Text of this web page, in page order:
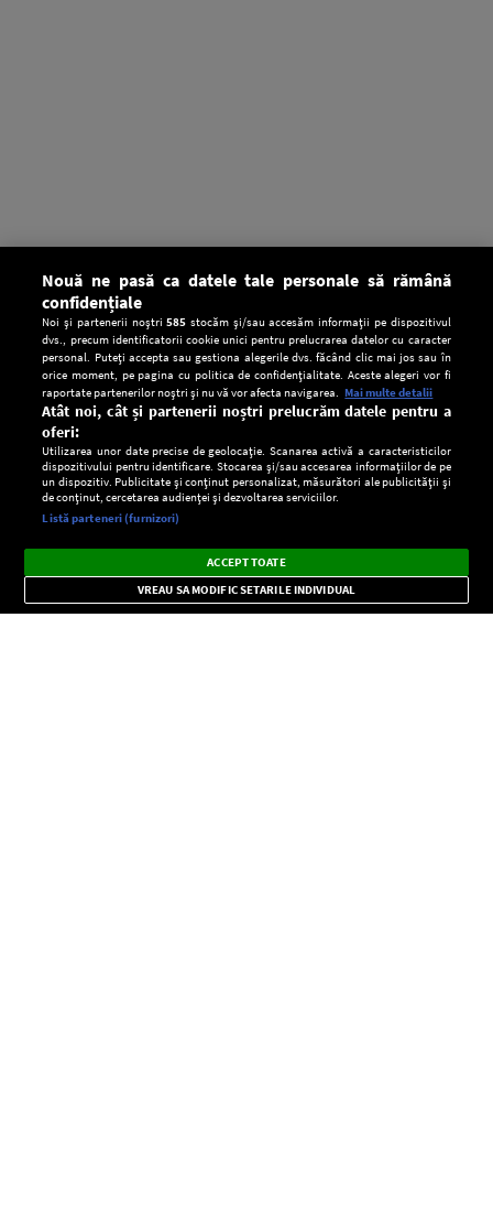
CONFIDENŢIALITATE
Setări:
Dark
Mode
Radio live, podcasturi, știri și alerte
importante.
×
Nouă ne pasă ca datele tale personale să rămână
confidențiale
Noi și partenerii noștri585 stocăm și/sau accesăm informații pe dispozitivul
dvs., precum identificatorii cookie unici pentru prelucrarea datelor cu caracter
personal. Puteți accepta sau gestiona alegerile dvs. făcând clic mai jos sau în
orice moment, pe pagina cu politica de confidențialitate. Aceste alegeri vor fi
raportate partenerilor noștri și nu vă vor afecta navigarea. Mai multe detalii
Atât noi, cât și partenerii noștri prelucrăm datele pentru a
oferi:
Utilizarea unor date precise de geolocație. Scanarea activă a caracteristicilor
dispozitivului pentru identificare. Stocarea și/sau accesarea informațiilor de pe
un dispozitiv. Publicitate și conținut personalizat, măsurători ale publicității și
de conținut, cercetarea audienței și dezvoltarea serviciilor.
Listă parteneri (furnizori)
ACCEPT TOATE
VREAU SA MODIFIC SETARILE INDIVIDUAL